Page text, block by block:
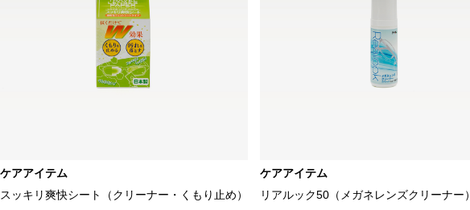
ケアアイテム
スッキリ爽快シート（クリーナー・くもり止め）
ケアアイテム
リアルック50（メガネレンズクリーナー）